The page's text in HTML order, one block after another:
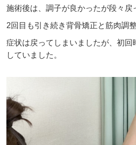
施術後は、調子が良かったが段々戻
2回目も引き続き背骨矯正と筋肉調
症状は戻ってしまいましたが、初回
していました。